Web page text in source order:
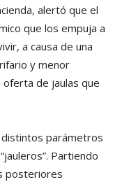
alertó que el
que los empuja a
a causa de una
y menor
de jaulas que
distintos parámetros
Partiendo
posteriores